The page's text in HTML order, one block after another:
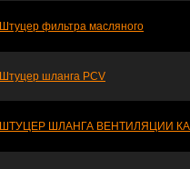
Штуцер фильтра масляного
Штуцер шланга PCV
ШТУЦЕР ШЛАНГА ВЕНТИЛЯЦИИ